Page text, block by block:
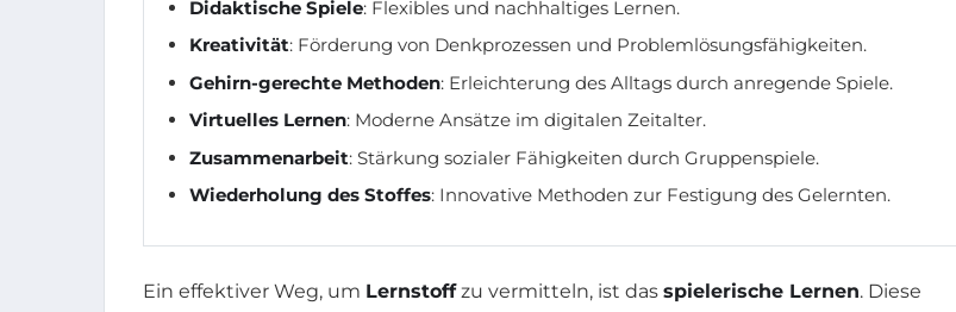
Didaktische Spiele: Flexibles und nachhaltiges Lernen.
Kreativität: Förderung von Denkprozessen und Problemlösungsfähigkeiten.
Gehirn-gerechte Methoden: Erleichterung des Alltags durch anregende Spiele.
Virtuelles Lernen: Moderne Ansätze im digitalen Zeitalter.
Zusammenarbeit: Stärkung sozialer Fähigkeiten durch Gruppenspiele.
Wiederholung des Stoffes: Innovative Methoden zur Festigung des Gelernten.
Ein effektiver Weg, um Lernstoffzu vermitteln, ist das spielerische Lernen. Diese